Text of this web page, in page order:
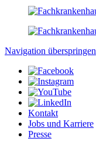
Navigation überspringen
Kontakt
Jobs und Karriere
Presse